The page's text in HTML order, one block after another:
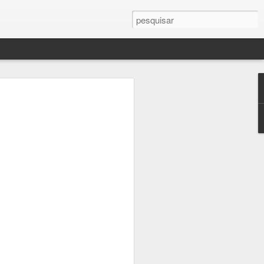
Caminhar pelos corredores dos
encarar sem pressa cada obra-
deslizar os olhos pelos detalhes que
visitantes, tudo isso certamente